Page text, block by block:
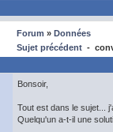
Forum » Données
Sujet précédent -
Bonsoir,
Tout est dans le sujet...
Quelqu'un a-t-il une